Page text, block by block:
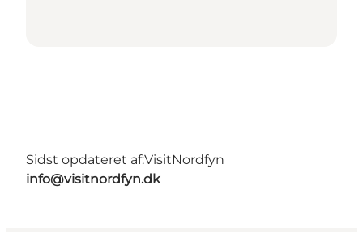
Sidst opdateret af:VisitNordfyn
info@visitnordfyn.dk